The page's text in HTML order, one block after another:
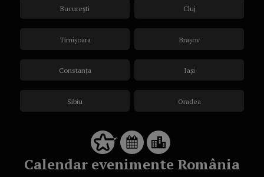
București
Timișoara
Constanța
Sibiu
Cluj
Brașov
Iași
Oradea
Calendar evenimente România